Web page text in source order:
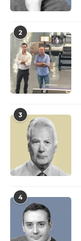
2
3
4